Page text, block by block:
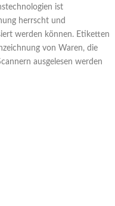
ist
herrscht und
werden können. Etiketten
von Waren, die
ausgelesen werden